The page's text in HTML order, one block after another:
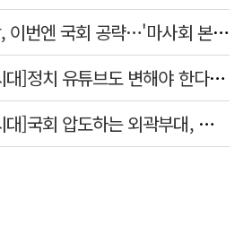
김병삼 경북 영천시장, 이번엔 국회 공략…'마사회 본사 이전·광역교통망 확충' 요청
[정치 외곽부대 전성시대]정치 유튜브도 변해야 한다 "화합과 존중"
[정치 외곽부대 전성시대]국회 압도하는 외곽부대, 목소리 왜 커지나?